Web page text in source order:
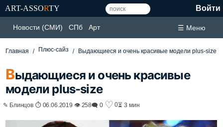
ART-ASSORTY Войти
Новости (СМИ) СПб Арт ☰ Меню
Главная Плюс-сайз Выдающиеся и очень красивые модели plus-size
Выдающиеся и очень красивые
модели plus-size
✎ Блинцов ⏱ 06.06.2019 👁 258🗨 0 ♡ 0⏳ 3 мин